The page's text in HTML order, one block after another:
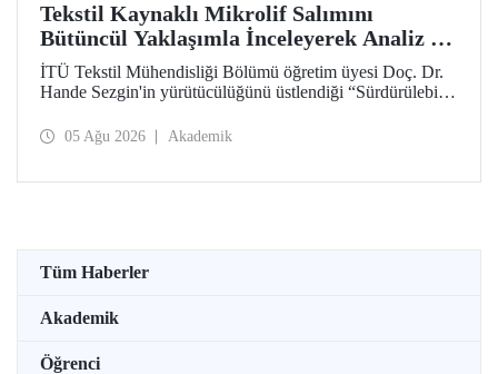
Tekstil Kaynaklı Mikrolif Salımını
Bütüncül Yaklaşımla İnceleyerek Analiz ve
Azaltım Stratejileri Geliştirecek Projeye
TÜBİTAK Desteği
İTÜ Tekstil Mühendisliği Bölümü öğretim üyesi Doç. Dr.
Hande Sezgin'in yürütücülüğünü üstlendiği “Sürdürülebilir
Koşullarına Bağlı Mikrolif Salımı: Aşınma, UV Maruziyeti
05 Ağu 2026 Akademik
Tüm Haberler
Akademik
Öğrenci